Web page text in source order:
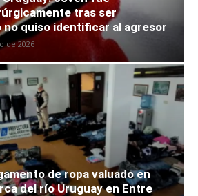
tras ser
no quiso identificar al agresor
de 2026
de ropa valuado en
del río Uruguay en Entre